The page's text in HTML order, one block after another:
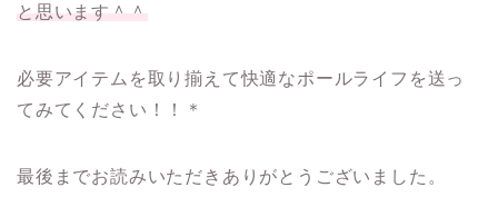
と思います＾＾
必要アイテムを取り揃えて快適なポールライフを送っ
てみてください！！＊
最後までお読みいただきありがとうございました。